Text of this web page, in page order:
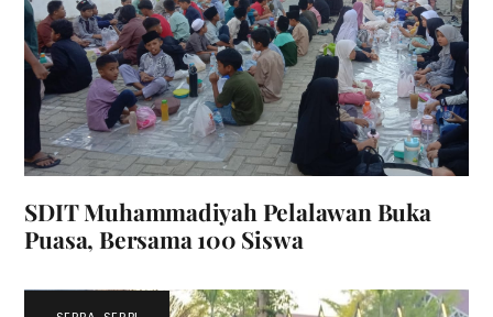
SDIT Muhammadiyah Pelalawan Buka
Puasa, Bersama 100 Siswa